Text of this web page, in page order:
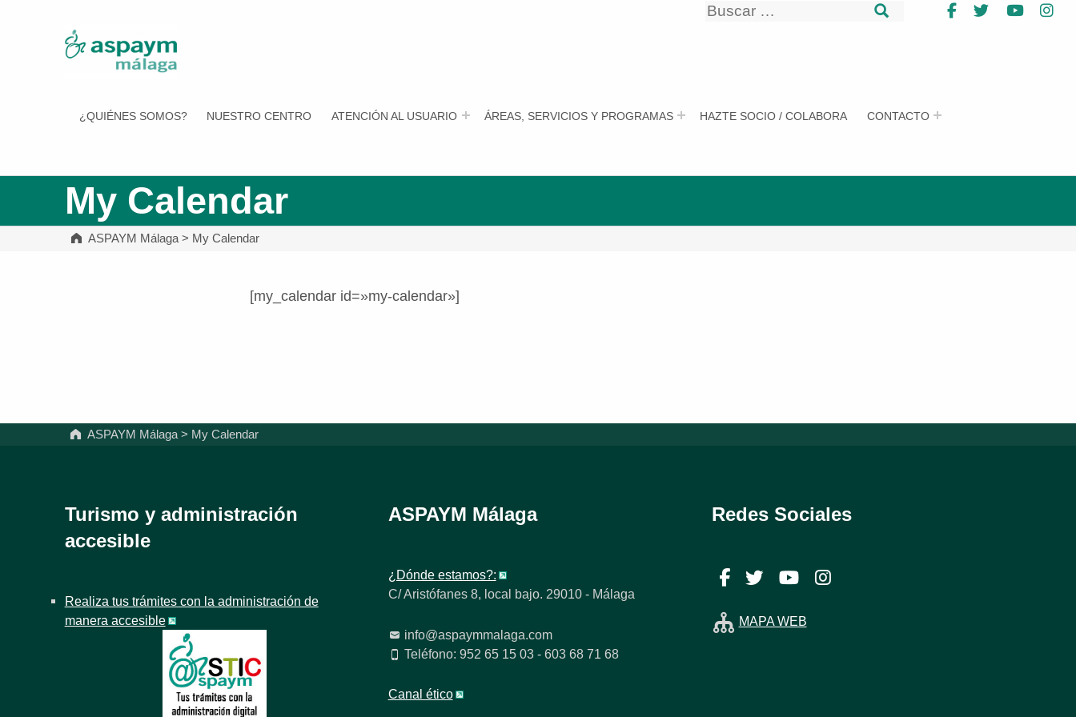
¿QUIÉNES SOMOS? NUESTRO CENTRO ATENCIÓN AL USUARIO ÁREAS, SERVICIOS Y PROGRAMAS HAZTE SOCIO / COLABORA CONTACTO
Buscar
Facebook
Twitter
My Calendar
ASPAYM Málaga > My Calendar
[my_calendar id=»my-calendar»]
Volver a la navegación principal
ASPAYM Málaga> My Calendar
Turismo y administración
accesible
Realiza tus trámites con la administración de
manera accesible
ASPAYM Málaga
¿Dónde estamos?:
C/ Aristófanes 8, local bajo. 29010 - Málaga
info@aspaymmalaga.com
Teléfono: 952 65 15 03 - 603 68 71 68
Canal ético
Redes Sociales
Facebook
TwitterYouTube
Instagram
MAPA WEB